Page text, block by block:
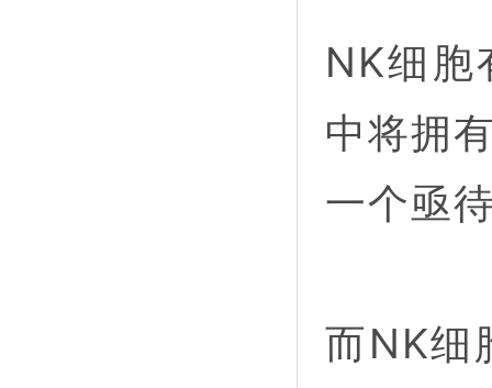
NK细胞
中将拥
一个亟
而NK细